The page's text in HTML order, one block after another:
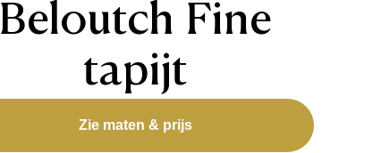
Beloutch Fine
tapijt
Zie maten & prijs